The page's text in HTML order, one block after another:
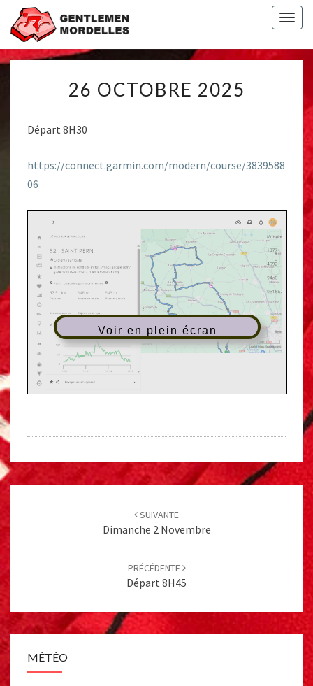
OCTOBRE
26 OCTOBRE 2025
Départ 8H30
https://connect.garmin.com/modern/course/3839588
06
Voir en plein écran
SUIVANTE
Dimanche 2 Novembre
PRÉCÉDENTE
Départ 8H45
MÉTÉO